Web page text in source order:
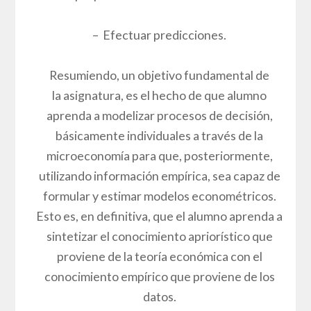
– Efectuar predicciones.
Resumiendo, un objetivo fundamental de
la asignatura, es el hecho de que alumno
aprenda a modelizar procesos de decisión,
básicamente individuales a través de la
microeconomía para que, posteriormente,
utilizando información empírica, sea capaz de
formular y estimar modelos econométricos.
Esto es, en definitiva, que el alumno aprenda a
sintetizar el conocimiento apriorístico que
proviene de la teoría económica con el
conocimiento empírico que proviene de los
datos.